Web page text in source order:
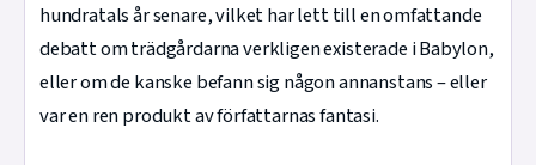
hundratals år senare, vilket har lett till en omfattande
debatt om trädgårdarna verkligen existerade i Babylon,
eller om de kanske befann sig någon annanstans – eller
var en ren produkt av författarnas fantasi.